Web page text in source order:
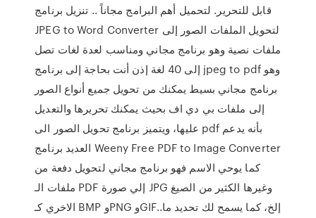
قابل للتحرير.‏ لتحميل أهم البرامج مجاناً .. تنزيل برنامج
JPEG to Word Converter لتحويل الملفات الصور إلى
ملفات نصية وهو برنامج مجاني ومناسب لعدة لغات تصل
إلى 40 لغة إذن أنت بحاجة إلى برنامج jpeg to pdf وهو
برنامج مجاني بسيط يمكنك من تحويل جميع أنواع الصور
إلى ملفات بي دي اف بحيث يمكنك تحريرها والتعديل
عليها، ويتميز برنامج تحويل الصور الى pdf بأنه يدعم
العديد برنامج Weeny Free PDF to Image Converter
كما يوحي الاسم فهو برنامج مجاني لتحويل دفعة من
ملفات الـ PDF إلي صورة JPG وغيرها الكثير من الصيغ
الاخري كـ BMP وPNG وGIF..إلخ، كما يسمح لك تحديد ما